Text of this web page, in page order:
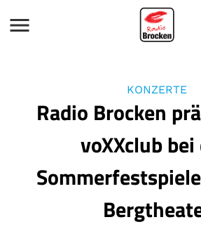
KONZERTE
Radio Brocken
voXXclub bei